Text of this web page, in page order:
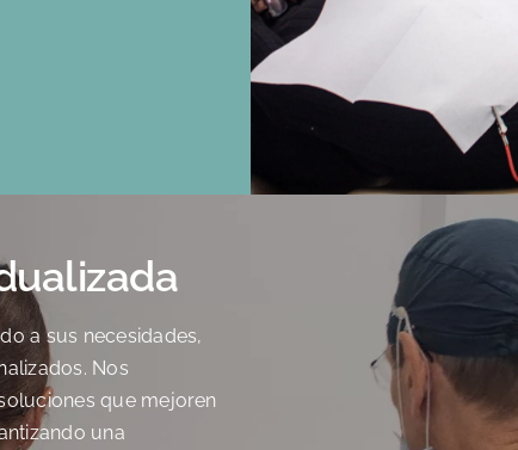
a sus necesidades,
Nos
que mejoren
una